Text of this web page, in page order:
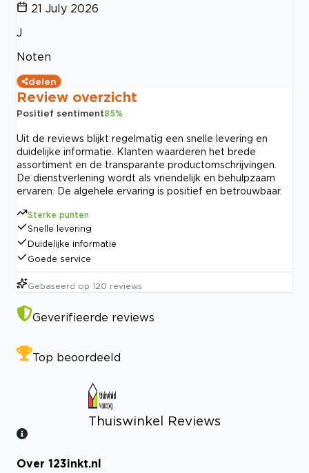
21 July 2026
J
Noten
delen
Review overzicht
Positief sentiment85%
Uit de reviews blijkt regelmatig een snelle levering en
duidelijke informatie. Klanten waarderen het brede
assortiment en de transparante productomschrijvingen.
De dienstverlening wordt als vriendelijk en behulpzaam
ervaren. De algehele ervaring is positief en betrouwbaar.
Sterke punten
Snelle levering
Duidelijke informatie
Goede service
Gebaseerd op 120 reviews
Geverifieerde reviews
Top beoordeeld
Thuiswinkel Reviews
Bekijk certificaat
Over 123inkt.nl